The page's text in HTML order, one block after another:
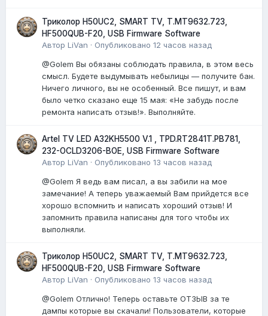
Триколор H50UC2, SMART TV, T.MT9632.723,
HF500QUB-F20, USB Firmware Software
Автор LiVan · Опубликовано 12 часов назад
@Golem Вы обязаны соблюдать правила, в этом весь
смысл. Будете выдумывать небылицы — получите бан.
Ничего личного, вы не особенный. Все пишут, и вам
было четко сказано еще 15 мая: «Не забудь после
ремонта написать отзыв!». Выполняйте.
Artel TV LED A32KH5500 V.1 , TPD.RT2841T.PB781,
232-OCLD3206-BOE, USB Firmware Software
Автор LiVan · Опубликовано 13 часов назад
@Golem Я ведь вам писал, а вы забили на мое
замечание! А теперь уважаемый Вам прийдется все
хорошо вспомнить и написать хороший отзыв! И
запомнить правила написаны для того чтобы их
выполняли.
Триколор H50UC2, SMART TV, T.MT9632.723,
HF500QUB-F20, USB Firmware Software
Автор LiVan · Опубликовано 13 часов назад
@Golem Отлично! Теперь оставьте ОТЗЫВ за те
дампы которые вы скачали! Пользователи, которые